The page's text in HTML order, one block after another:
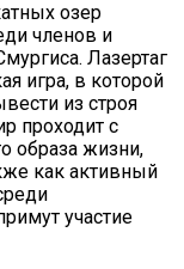
озер
членов и
Лазертаг
игра, в которой
из строя
проходит с
образа жизни,
как активный
участие